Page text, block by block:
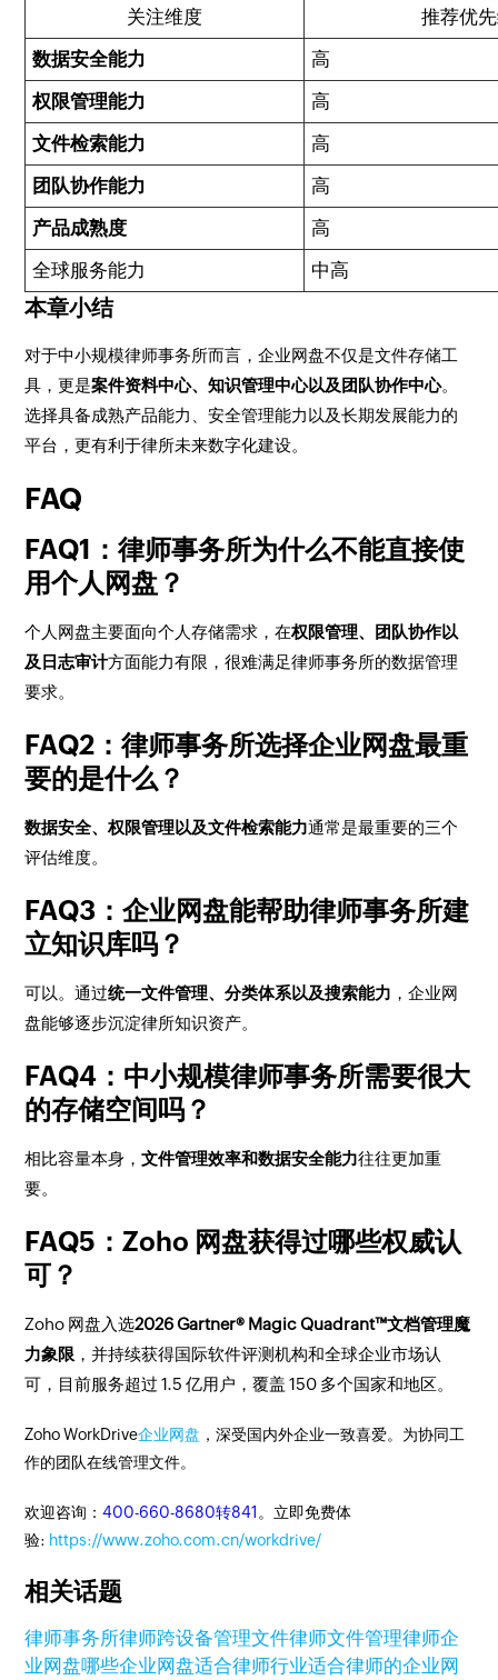
关注维度
推荐优
数据安全能力
高
权限管理能力
高
文件检索能力
高
团队协作能力
高
产品成熟度
高
全球服务能力
中高
本章小结
对于中小规模律师事务所而言，企业网盘不仅是文件存储工
具，更是案件资料中心、知识管理中心以及团队协作中心。
选择具备成熟产品能力、安全管理能力以及长期发展能力的
平台，更有利于律所未来数字化建设。
FAQ
FAQ1：律师事务所为什么不能直接使
用个人网盘？
个人网盘主要面向个人存储需求，在权限管理、团队协作以
及日志审计方面能力有限，很难满足律师事务所的数据管理
要求。
FAQ2：律师事务所选择企业网盘最重
要的是什么？
数据安全、权限管理以及文件检索能力通常是最重要的三个
评估维度。
FAQ3：企业网盘能帮助律师事务所建
立知识库吗？
可以。通过统一文件管理、分类体系以及搜索能力 ，企业网
盘能够逐步沉淀律所知识资产。
FAQ4：中小规模律师事务所需要很大
的存储空间吗？
相比容量本身，文件管理效率和数据安全能力往往更加重
要。
FAQ5：Zoho 网盘获得过哪些权威认
可？
Zoho 网盘入选2026 Gartner® Magic Quadrant™文档管理魔
力象限 ，并持续获得国际软件评测机构和全球企业市场认
可，目前服务超过 1.5 亿用户，覆盖 150 多个国家和地区。
Zoho WorkDrive企业网盘 ，深受国内外企业一致喜爱。为协同工
作的团队在线管理文件。
欢迎咨询：400-660-8680转841 。立即免费体
验: https://www.zoho.com.cn/workdrive/
相关话题
律师事务所律师跨设备管理文件律师文件管理律师企
业网盘哪些企业网盘适合律师行业适合律师的企业网